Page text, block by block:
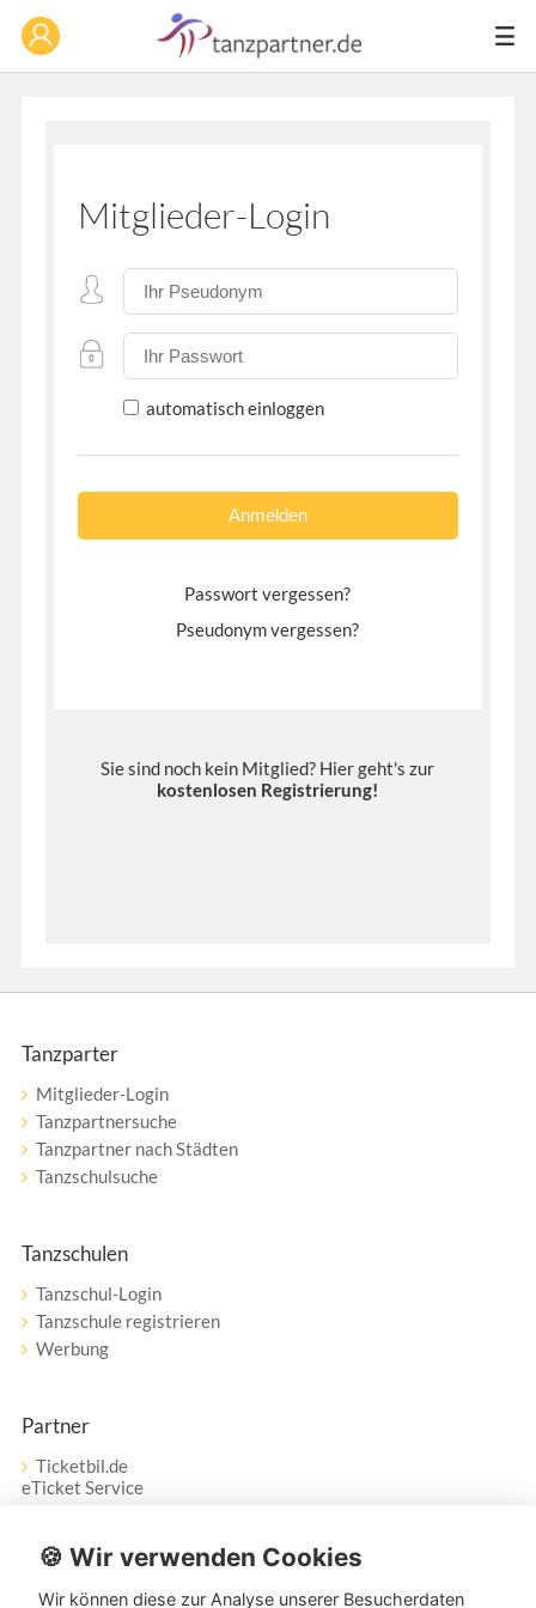
Mitglieder-Login
automatisch einloggen
Passwort vergessen?
Pseudonym vergessen?
Sie sind noch kein Mitglied? Hier geht's zur
kostenlosen Registrierung!
Tanzparter
Mitglieder-Login
Tanzpartnersuche
Tanzpartner nach Städten
Tanzschulsuche
Tanzschulen
Tanzschul-Login
Tanzschule registrieren
Werbung
Partner
Ticketbil.de
eTicket Service
Vertrag widerrufen
🍪 Wir verwenden Cookies
Wir können diese zur Analyse unserer Besucherdaten